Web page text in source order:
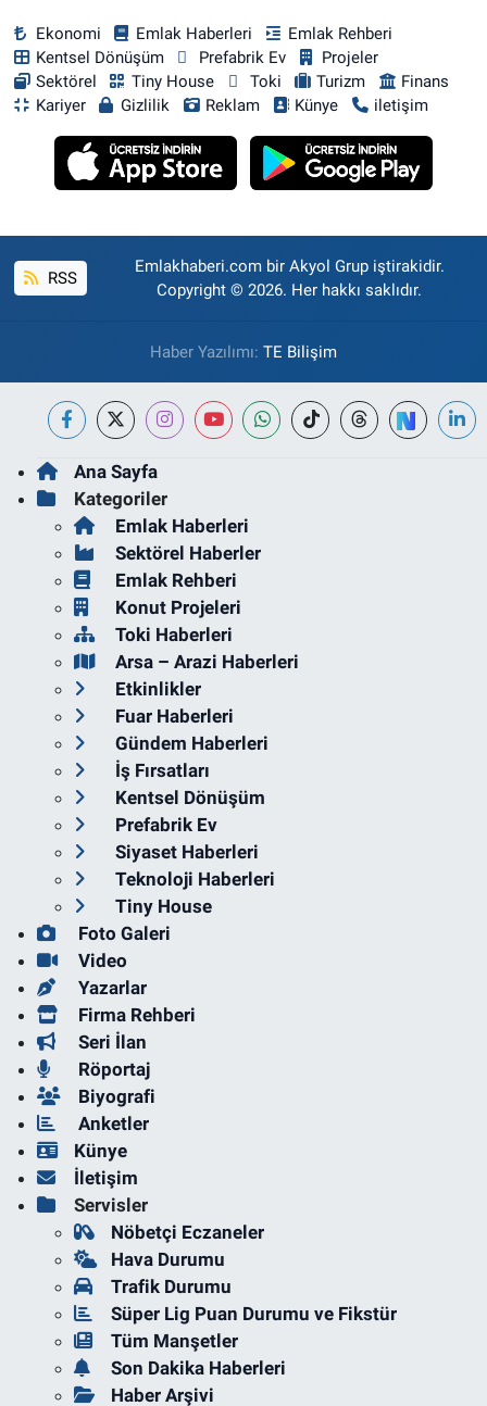
Ekonomi Emlak Haberleri
Emlak Rehberi
Kentsel Dönüşüm
Prefabrik Ev
Projeler
Sektörel
Tiny House Toki Turizm
Finans
Kariyer
Gizlilik Reklam Künye iletişim
RSS
Emlakhaberi.com bir Akyol Grup iştirakidir.
Copyright © 2026. Her hakkı saklıdır.
Haber Yazılımı: TE Bilişim
Ana Sayfa
Kategoriler
Emlak Haberleri
Sektörel Haberler
Emlak Rehberi
Konut Projeleri
Toki Haberleri
Arsa – Arazi Haberleri
Etkinlikler
Fuar Haberleri
Gündem Haberleri
İş Fırsatları
Kentsel Dönüşüm
Prefabrik Ev
Siyaset Haberleri
Teknoloji Haberleri
Tiny House
Foto Galeri
Video
Yazarlar
Firma Rehberi
Seri İlan
Röportaj
Biyografi
Anketler
Künye
İletişim
Servisler
Nöbetçi Eczaneler
Hava Durumu
Trafik Durumu
Süper Lig Puan Durumu ve Fikstür
Tüm Manşetler
Son Dakika Haberleri
Haber Arşivi